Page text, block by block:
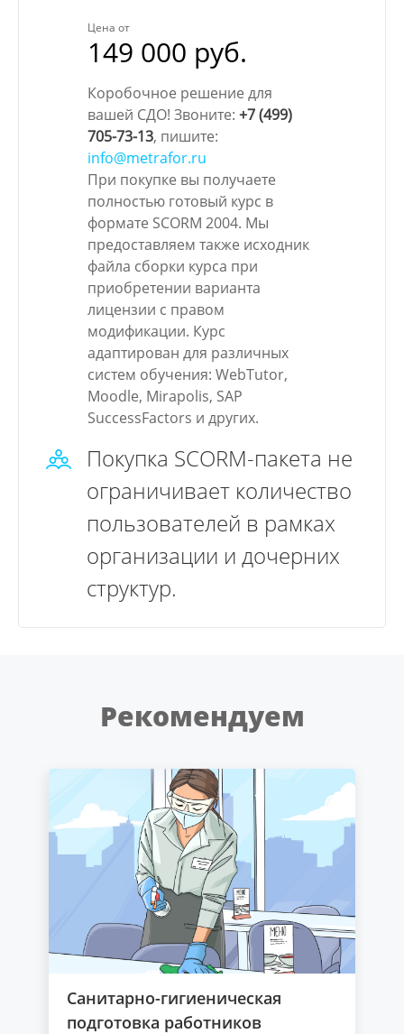
Цена от
149 000 руб.
Коробочное решение для
вашей СДО! Звоните: +7 (499)
705-73-13, пишите:
info@metrafor.ru
При покупке вы получаете
полностью готовый курс в
формате SCORM 2004. Мы
предоставляем также исходник
файла сборки курса при
приобретении варианта
лицензии с правом
модификации. Курс
адаптирован для различных
систем обучения: WebTutor,
Moodle, Mirapolis, SAP
SuccessFactors и других.
Покупка SCORM-пакета не
ограничивает количество
пользователей в рамках
организации и дочерних
структур.
Рекомендуем
Санитарно-гигиеническая
подготовка работников